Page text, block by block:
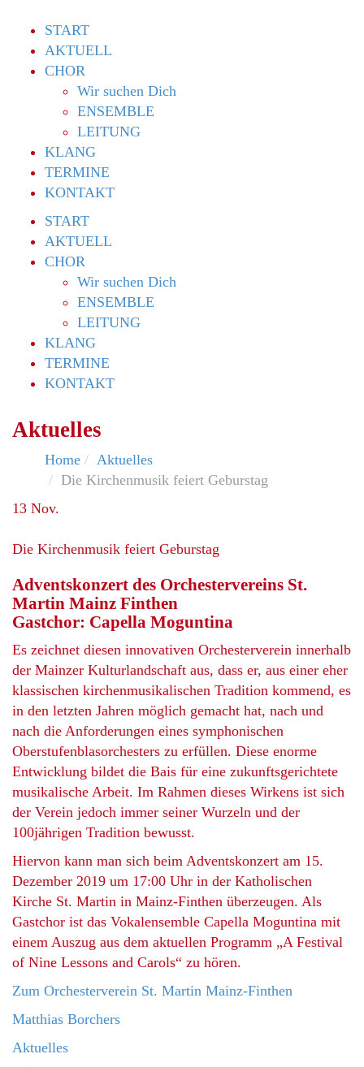
START
AKTUELL
CHOR
Wir suchen Dich
ENSEMBLE
LEITUNG
KLANG
TERMINE
KONTAKT
START
AKTUELL
CHOR
Wir suchen Dich
ENSEMBLE
LEITUNG
KLANG
TERMINE
KONTAKT
Aktuelles
Home
Aktuelles
Die Kirchenmusik feiert Geburstag
13 Nov.
Die Kirchenmusik feiert Geburstag
Adventskonzert des Orchestervereins St.
Martin Mainz Finthen
Gastchor: Capella Moguntina
Es zeichnet diesen innovativen Orchesterverein innerhalb
der Mainzer Kulturlandschaft aus, dass er, aus einer eher
klassischen kirchenmusikalischen Tradition kommend, es
in den letzten Jahren möglich gemacht hat, nach und
nach die Anforderungen eines symphonischen
Oberstufenblasorchesters zu erfüllen. Diese enorme
Entwicklung bildet die Bais für eine zukunftsgerichtete
musikalische Arbeit. Im Rahmen dieses Wirkens ist sich
der Verein jedoch immer seiner Wurzeln und der
100jährigen Tradition bewusst.
Hiervon kann man sich beim Adventskonzert am 15.
Dezember 2019 um 17:00 Uhr in der Katholischen
Kirche St. Martin in Mainz-Finthen überzeugen. Als
Gastchor ist das Vokalensemble Capella Moguntina mit
einem Auszug aus dem aktuellen Programm „A Festival
of Nine Lessons and Carols“ zu hören.
Zum Orchesterverein St. Martin Mainz-Finthen
Matthias Borchers
Aktuelles